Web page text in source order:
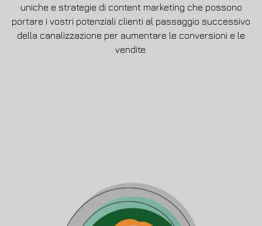
uniche e strategie di content marketing che possono
portare i vostri potenziali clienti al passaggio successivo
della canalizzazione per aumentare le conversioni e le
vendite.